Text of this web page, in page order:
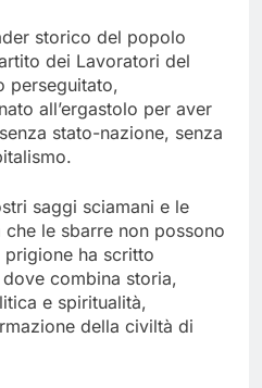
storico del popolo
dei Lavoratori del
perseguitato,
all’ergastolo per aver
stato-nazione, senza
saggi sciamani e le
le sbarre non possono
ha scritto
dove combina storia,
e spiritualità,
della civiltà di